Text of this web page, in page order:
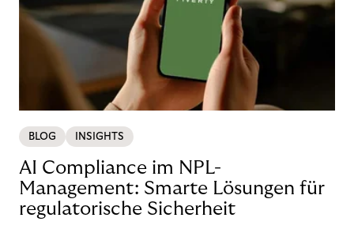
BLOG INSIGHTS
AI Compliance im NPL-
Management: Smarte Lösungen für
regulatorische Sicherheit